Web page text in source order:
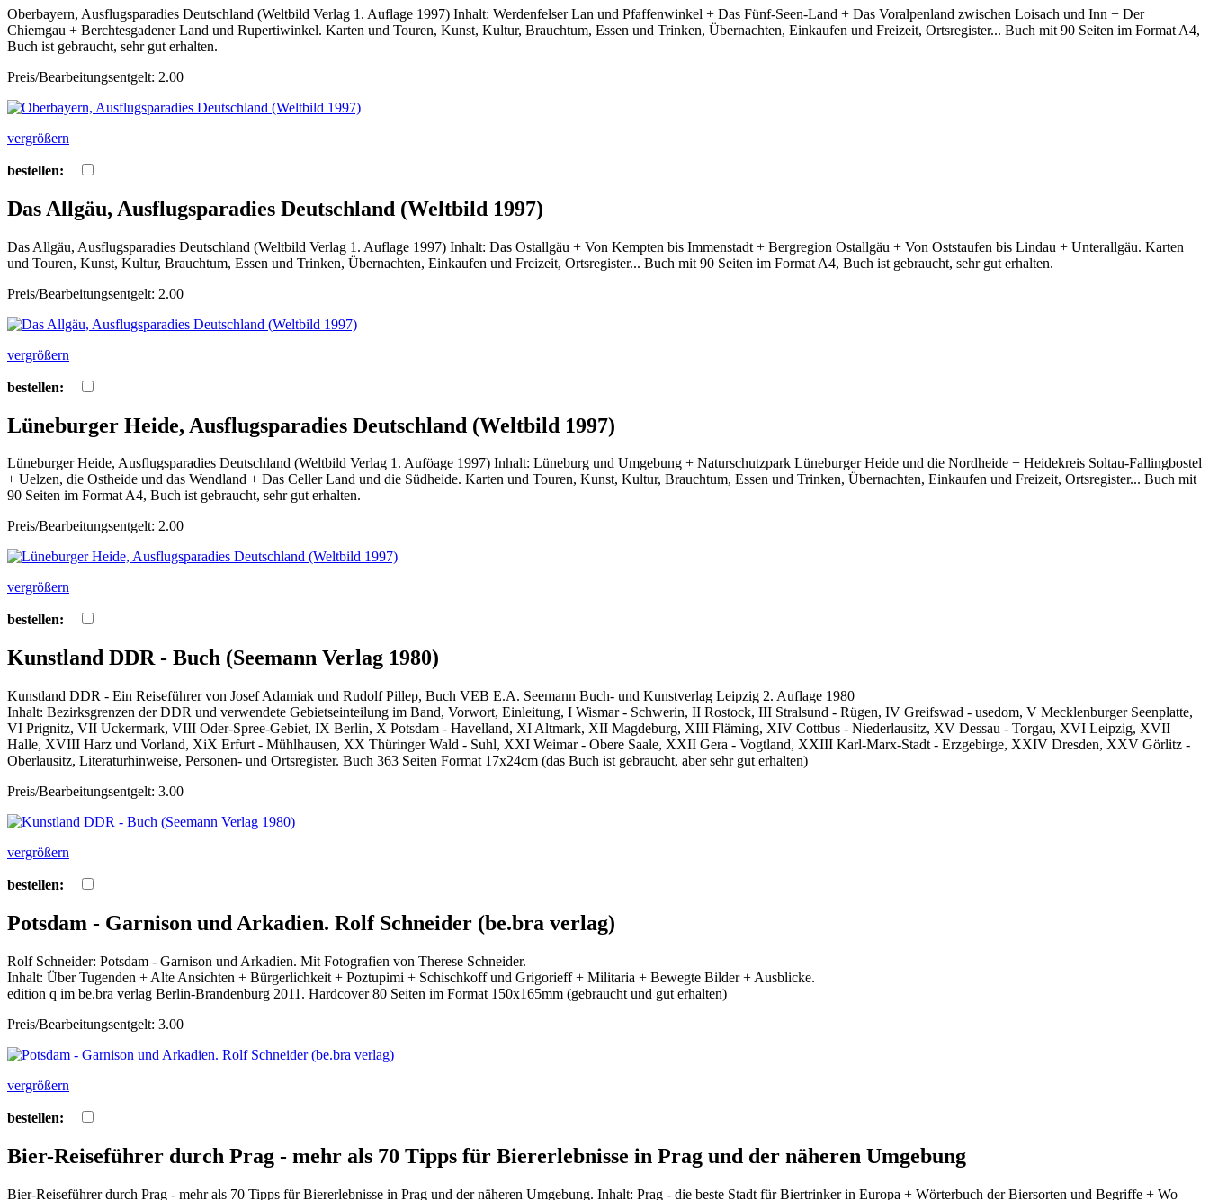
Oberbayern, Ausflugsparadies Deutschland (Weltbild Verlag 1. Auflage 1997) Inhalt: Werdenfelser Lan und Pfaffenwinkel + Das Fünf-Seen-Land + Das Voralpenland zwischen Loisach und Inn + Der
Chiemgau + Berchtesgadener Land und Rupertiwinkel. Karten und Touren, Kunst, Kultur, Brauchtum, Essen und Trinken, Übernachten, Einkaufen und Freizeit, Ortsregister... Buch mit 90 Seiten im Format A4,
Buch ist gebraucht, sehr gut erhalten.
Preis/Bearbeitungsentgelt: 2.00
vergrößern
bestellen:
Das Allgäu, Ausflugsparadies Deutschland (Weltbild 1997)
Das Allgäu, Ausflugsparadies Deutschland (Weltbild Verlag 1. Auflage 1997) Inhalt: Das Ostallgäu + Von Kempten bis Immenstadt + Bergregion Ostallgäu + Von Oststaufen bis Lindau + Unterallgäu. Karten
und Touren, Kunst, Kultur, Brauchtum, Essen und Trinken, Übernachten, Einkaufen und Freizeit, Ortsregister... Buch mit 90 Seiten im Format A4, Buch ist gebraucht, sehr gut erhalten.
Preis/Bearbeitungsentgelt: 2.00
vergrößern
bestellen:
Lüneburger Heide, Ausflugsparadies Deutschland (Weltbild 1997)
Lüneburger Heide, Ausflugsparadies Deutschland (Weltbild Verlag 1. Auföage 1997) Inhalt: Lüneburg und Umgebung + Naturschutzpark Lüneburger Heide und die Nordheide + Heidekreis Soltau-Fallingbostel
+ Uelzen, die Ostheide und das Wendland + Das Celler Land und die Südheide. Karten und Touren, Kunst, Kultur, Brauchtum, Essen und Trinken, Übernachten, Einkaufen und Freizeit, Ortsregister... Buch mit
90 Seiten im Format A4, Buch ist gebraucht, sehr gut erhalten.
Preis/Bearbeitungsentgelt: 2.00
vergrößern
bestellen:
Kunstland DDR - Buch (Seemann Verlag 1980)
Kunstland DDR - Ein Reiseführer von Josef Adamiak und Rudolf Pillep, Buch VEB E.A. Seemann Buch- und Kunstverlag Leipzig 2. Auflage 1980
Inhalt: Bezirksgrenzen der DDR und verwendete Gebietseinteilung im Band, Vorwort, Einleitung, I Wismar - Schwerin, II Rostock, III Stralsund - Rügen, IV Greifswad - usedom, V Mecklenburger Seenplatte,
VI Prignitz, VII Uckermark, VIII Oder-Spree-Gebiet, IX Berlin, X Potsdam - Havelland, XI Altmark, XII Magdeburg, XIII Fläming, XIV Cottbus - Niederlausitz, XV Dessau - Torgau, XVI Leipzig, XVII
Halle, XVIII Harz und Vorland, XiX Erfurt - Mühlhausen, XX Thüringer Wald - Suhl, XXI Weimar - Obere Saale, XXII Gera - Vogtland, XXIII Karl-Marx-Stadt - Erzgebirge, XXIV Dresden, XXV Görlitz -
Oberlausitz, Literaturhinweise, Personen- und Ortsregister. Buch 363 Seiten Format 17x24cm (das Buch ist gebraucht, aber sehr gut erhalten)
Preis/Bearbeitungsentgelt: 3.00
vergrößern
bestellen:
Potsdam - Garnison und Arkadien. Rolf Schneider (be.bra verlag)
Rolf Schneider: Potsdam - Garnison und Arkadien. Mit Fotografien von Therese Schneider.
Inhalt: Über Tugenden + Alte Ansichten + Bürgerlichkeit + Poztupimi + Schischkoff und Grigorieff + Militaria + Bewegte Bilder + Ausblicke.
edition q im be.bra verlag Berlin-Brandenburg 2011. Hardcover 80 Seiten im Format 150x165mm (gebraucht und gut erhalten)
Preis/Bearbeitungsentgelt: 3.00
vergrößern
bestellen:
Bier-Reiseführer durch Prag - mehr als 70 Tipps für Biererlebnisse in Prag und der näheren Umgebung
Bier-Reiseführer durch Prag - mehr als 70 Tipps für Biererlebnisse in Prag und der näheren Umgebung. Inhalt: Prag - die beste Stadt für Biertrinker in Europa + Wörterbuch der Biersorten und Begriffe + Wo